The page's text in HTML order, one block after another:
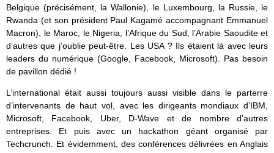
Belgique (précisément, la Wallonie), le Luxembourg, la Russie, le
Rwanda (et son président Paul Kagamé accompagnant Emmanuel
Macron), le Maroc, le Nigeria, l’Afrique du Sud, l’Arabie Saoudite et
d’autres que j’oublie peut-être. Les USA ? Ils étaient là avec leurs
leaders du numérique (Google, Facebook, Microsoft). Pas besoin
de pavillon dédié !
L’international était aussi toujours aussi visible dans le parterre
d’intervenants de haut vol, avec les dirigeants mondiaux d’IBM,
Microsoft, Facebook, Uber, D-Wave et de nombre d’autres
entreprises. Et puis avec un hackathon géant organisé par
Techcrunch. Et évidemment, des conférences délivrées en Anglais